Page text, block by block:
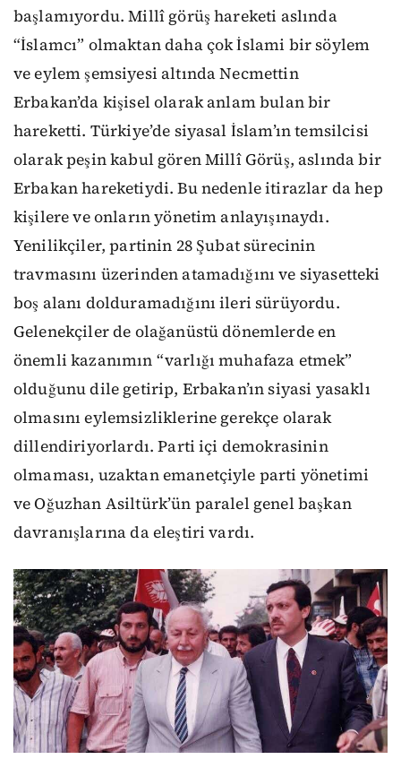
başlamıyordu. Millî görüş hareketi aslında
“İslamcı” olmaktan daha çok İslami bir söylem
ve eylem şemsiyesi altında Necmettin
Erbakan’da kişisel olarak anlam bulan bir
hareketti. Türkiye’de siyasal İslam’ın temsilcisi
olarak peşin kabul gören Millî Görüş, aslında bir
Erbakan hareketiydi. Bu nedenle itirazlar da hep
kişilere ve onların yönetim anlayışınaydı.
Yenilikçiler, partinin 28 Şubat sürecinin
travmasını üzerinden atamadığını ve siyasetteki
boş alanı dolduramadığını ileri sürüyordu.
Gelenekçiler de olağanüstü dönemlerde en
önemli kazanımın “varlığı muhafaza etmek”
olduğunu dile getirip, Erbakan’ın siyasi yasaklı
olmasını eylemsizliklerine gerekçe olarak
dillendiriyorlardı. Parti içi demokrasinin
olmaması, uzaktan emanetçiyle parti yönetimi
ve Oğuzhan Asiltürk’ün paralel genel başkan
davranışlarına da eleştiri vardı.